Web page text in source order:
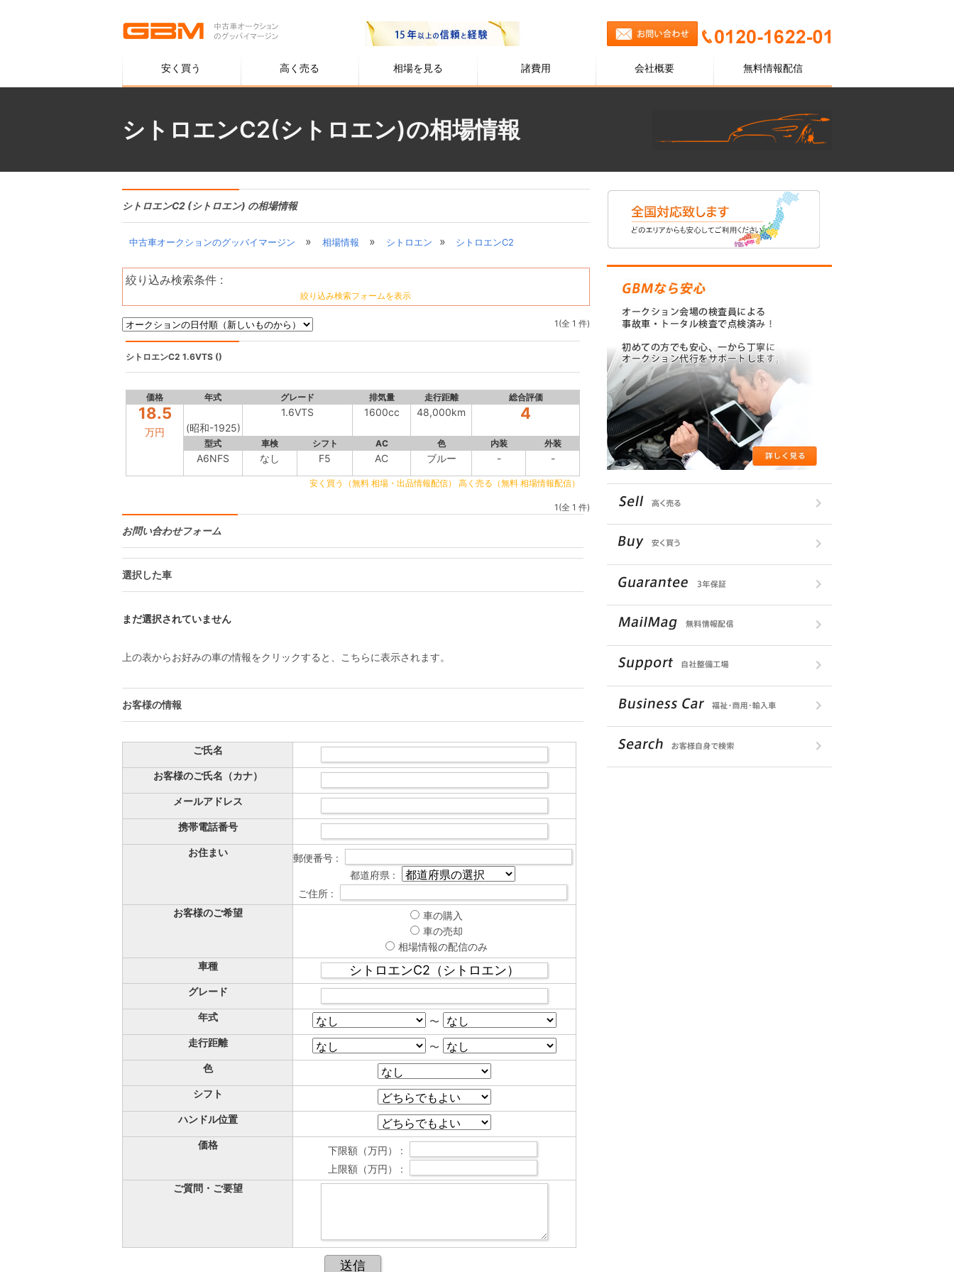
安く買う 高く売る 相場を見る 諸費用 会社概要 無料情報配信
シトロエンC2(シトロエン)の相場情報
シトロエンC2 (シトロエン) の相場情報
中古車オークションのグッバイマージン » 相場情報 » シトロエン » シトロエンC2
絞り込み検索条件 :
絞り込み検索フォームを表示
1(全 1 件)
シトロエンC2 1.6VTS ()
価格 年式 グレード 排気量 走行距離 総合評価
18.5
万円 (昭和-1925)
1.6VTS 1600cc 48,000km 4
型式 車検 シフト AC 色 内装 外装
A6NFS なし F5 AC ブルー - -
安く買う（無料 相場・出品情報配信） 高く売る（無料 相場情報配信）
1(全 1 件)
お問い合わせフォーム
選択した車
まだ選択されていません
上の表からお好みの車の情報をクリックすると、こちらに表示されます。
お客様の情報
ご氏名
お客様のご氏名（カナ）
メールアドレス
携帯電話番号
お住まい
郵便番号 :
都道府県 :
ご住所 :
お客様のご希望
車の購入
車の売却
相場情報の配信のみ
車種
グレード
年式
〜
走行距離
〜
色
シフト
ハンドル位置
価格
下限額（万円） :
上限額（万円） :
ご質問・ご要望